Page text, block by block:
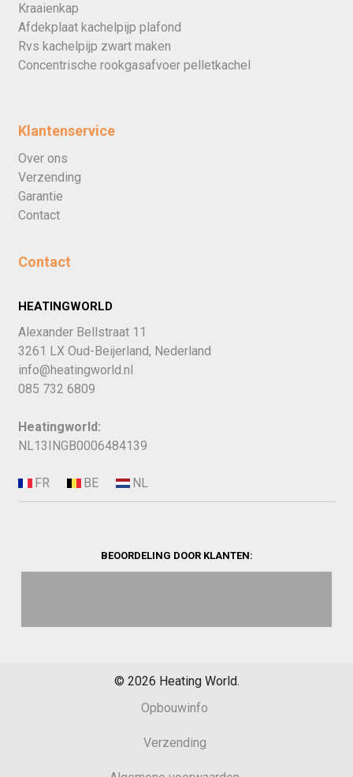
Kraaienkap
Afdekplaat kachelpijp plafond
Rvs kachelpijp zwart maken
Concentrische rookgasafvoer pelletkachel
Klantenservice
Over ons
Verzending
Garantie
Contact
Contact
HEATINGWORLD
Alexander Bellstraat 11
3261 LX Oud-Beijerland, Nederland
info@heatingworld.nl
085 732 6809
Heatingworld:
NL13INGB0006484139
BEOORDELING DOOR KLANTEN:
© 2026 Heating World.
Opbouwinfo
Verzending